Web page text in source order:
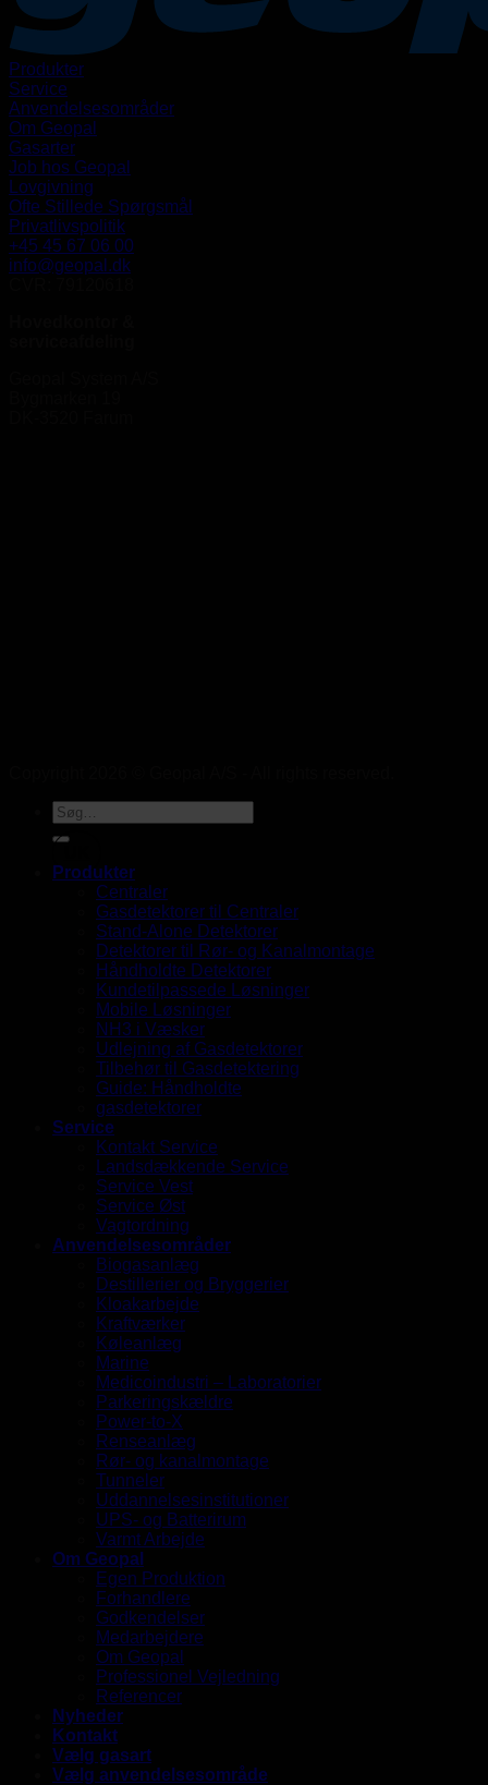
Produkter
Service
Anvendelsesområder
Om Geopal
Gasarter
Job hos Geopal
Lovgivning
Ofte Stillede Spørgsmål
Privatlivspolitik
+45 45 67 06 00
info@geopal.dk
Produkter
Centraler
Gasdetektorer til Centraler
Stand-Alone Detektorer
Detektorer til Rør- og Kanalmontage
Håndholdte Detektorer
Kundetilpassede Løsninger
Mobile Løsninger
NH3 i Væsker
Udlejning af Gasdetektorer
Tilbehør til Gasdetektering
Guide: Håndholdte
gasdetektorer
Service
Kontakt Service
Landsdækkende Service
Service Vest
Service Øst
Vagtordning
Anvendelsesområder
Biogasanlæg
Destillerier og Bryggerier
Kloakarbejde
Kraftværker
Køleanlæg
Marine
Medicoindustri – Laboratorier
Parkeringskældre
Power-to-X
Renseanlæg
Rør- og kanalmontage
Tunneler
Uddannelsesinstitutioner
UPS- og Batterirum
Varmt Arbejde
Om Geopal
Egen Produktion
Forhandlere
Godkendelser
Medarbejdere
Om Geopal
Professionel Vejledning
Referencer
Nyheder
Kontakt
Vælg gasart
Vælg anvendelsesområde